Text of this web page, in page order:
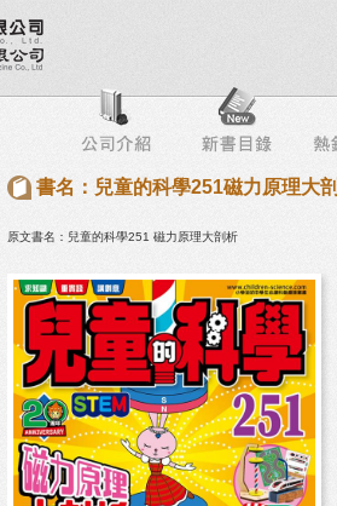
書店專區 目錄下載 會員服務
書名：兒童的科學251磁力原理大
原文書名：兒童的科學251 磁力原理大剖析